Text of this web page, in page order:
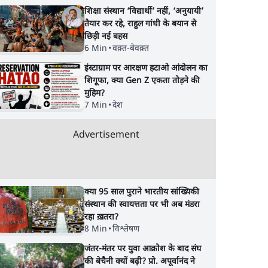
शिक्षा संस्थान ‘विद्यार्थी’ नहीं, ‘अनुयायी’
तैयार कर रहे, राहुल गांधी के बयान से
छिड़ी नई बहस
6 Min •वक़्त-बेवक़्त
इंस्टाग्राम पर आरक्षण हटाओ आंदोलन का
शिगूफा, क्या Gen Z एकता तोड़ने की
मुहिम?
7 Min •देश
Advertisement
क्या 95 साल पुराने भारतीय सांख्यिकी
संस्थान की स्वायत्तता पर भी अब मंडरा
रहा ख़तरा?
8 Min •विश्लेषण
जंतर-मंतर पर युवा आक्रोश के बाद संघ
की बेचैनी क्यों बढ़ी? प्रो. अपूर्वानंद ने